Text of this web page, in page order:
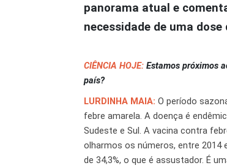
panorama atual e
necessidade de uma
CIÊNCIA HOJE: Estamos próximos
país?
LURDINHA MAIA: O período
febre amarela. A doença é
Sudeste e Sul. A vacina contra
olharmos os números, entre 2014
de 34,3%, o que é assustador. É